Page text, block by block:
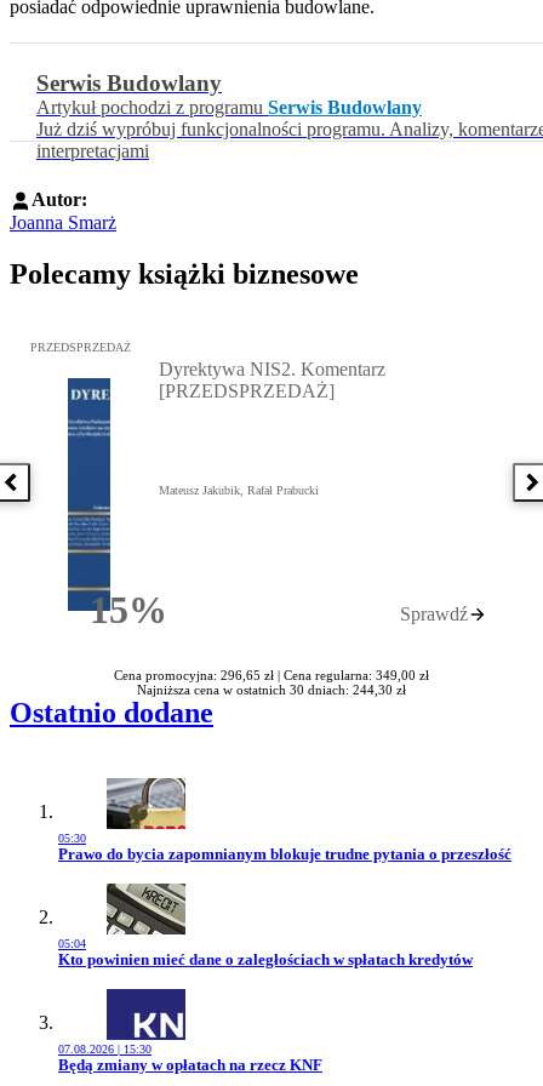
posiadać odpowiednie uprawnienia budowlane.
Serwis Budowlany
Artykuł pochodzi z programu Serwis Budowlany
Już dziś wypróbuj funkcjonalności programu. Analizy,
interpretacjami
Autor:
Joanna Smarż
Polecamy książki biznesowe
Poprzednia książka
Przejdź do: Dyrektywa NIS2. Komentarz [PRZEDSPRZEDAŻ],
PRZEDSPRZEDAŻ
15%Rabatu
Dyrektywa NIS2. Komentarz
[PRZEDSPRZEDAŻ]
Mateusz Jakubik, Rafał Prabucki
Sprawdź
Cena promocyjna: 296,65 zł | Cena regularna: 349,00 zł
Najniższa cena w ostatnich 30 dniach: 244,30 zł
Ostatnio dodane
05:30
Przejdź do artykułu:
Prawo do bycia zapomnianym blokuje trudne pytania o przeszłość
05:04
Przejdź do artykułu:
Kto powinien mieć dane o zaległościach w spłatach kredytów
07.08.2026 | 15:30
Przejdź do artykułu:
Będą zmiany w opłatach na rzecz KNF